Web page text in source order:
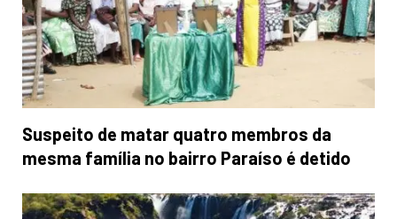
Suspeito de matar quatro membros da
mesma família no bairro Paraíso é detido